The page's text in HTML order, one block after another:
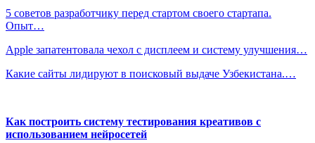
5 советов разработчику перед стартом своего стартапа.
Опыт…
Apple запатентовала чехол с дисплеем и систему улучшения…
Какие сайты лидируют в поисковый выдаче Узбекистана.…
Как построить систему тестирования креативов с
использованием нейросетей